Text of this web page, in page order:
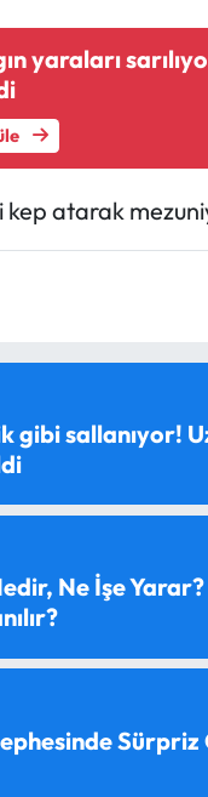
yaraları
atarak
gibi sallanıyor!
Ne İşe
Sürpriz